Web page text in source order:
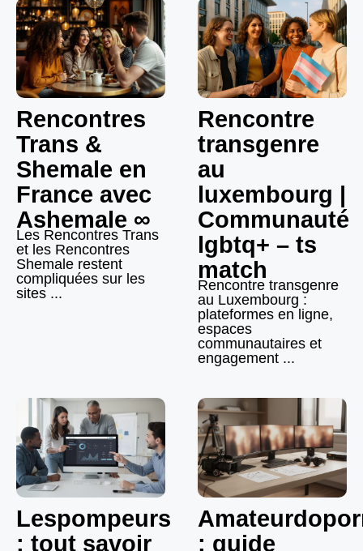
Rencontres
Trans &
Shemale en
France avec
Ashemale ∞
Les Rencontres Trans
et les Rencontres
Shemale restent
compliquées sur les
sites ...
Rencontre
transgenre
au
luxembourg |
Communauté
lgbtq+ – ts
match
Rencontre transgenre
au Luxembourg :
plateformes en ligne,
espaces
communautaires et
engagement ...
Lespompeurs
: tout savoir
: guide